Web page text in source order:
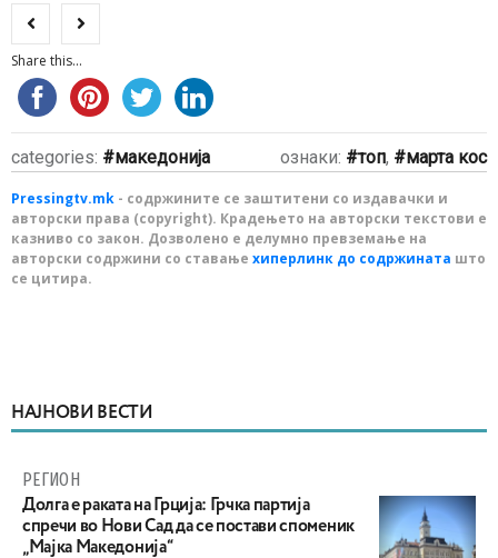
Share this...
categories: македонија ознаки: топ, марта кос
Pressingtv.mk - содржините се заштитени со издавачки и
авторски права (copyright). Крадењето на авторски текстови е
казниво со закон. Дозволено е делумно превземање на
авторски содржини со ставање хиперлинк до содржината што
се цитира.
НАЈНОВИ ВЕСТИ
РЕГИОН
Долга е раката на Грција: Грчка партија
спречи во Нови Сад да се постави споменик
„Мајка Македонија“